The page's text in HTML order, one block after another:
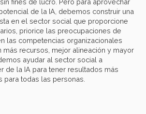
fines de lucro. Pero para aprovechar
de la IA, debemos construir una
en el sector social que proporcione
priorice las preocupaciones de
las competencias organizacionales
más recursos, mejor alineación y mayor
ayudar al sector social a
de la IA para tener resultados más
para todas las personas.